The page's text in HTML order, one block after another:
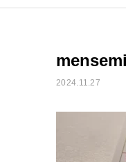
2024.11.27